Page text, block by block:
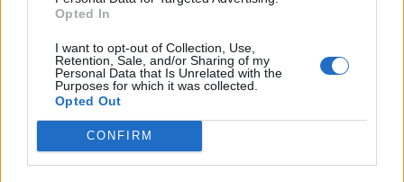
Opted In
I want to opt-out of Collection, Use,
Retention, Sale, and/or Sharing of my
Personal Data that Is Unrelated with the
Purposes for which it was collected.
Opted Out
CONFIRM
Skābētas sēnes